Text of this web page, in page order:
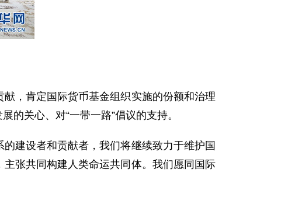
，肯定国际货币基金组织实施的份额和治理
关心、对“一带一路”倡议的支持。
建设者和贡献者，我们将继续致力于维护国
张共同构建人类命运共同体。我们愿同国际